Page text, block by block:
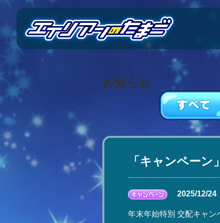
お知らせ
「キャンペーン
2025/12/24
年末年始特別 交配キャン